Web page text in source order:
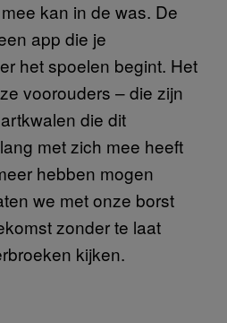
kan in de was. De
app die je
het spoelen begint. Het
voorouders – die zijn
die dit
met zich mee heeft
hebben mogen
we met onze borst
zonder te laat
kijken.